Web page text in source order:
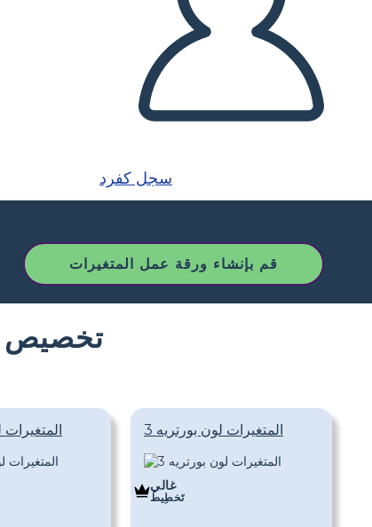
سجل كفرد
قم بإنشاء ورقة عمل المتغيرات
تخصيص
المتغيرات المتغيرات لون بورتريه 3
غالي
تَخطِيط